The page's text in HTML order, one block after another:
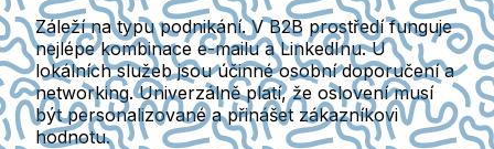
Záleží na typu podnikání. V B2B prostředí funguje
nejlépe kombinace e-mailu a LinkedInu. U
lokálních služeb jsou účinné osobní doporučení a
networking. Univerzálně platí, že oslovení musí
být personalizované a přinášet zákazníkovi
hodnotu.